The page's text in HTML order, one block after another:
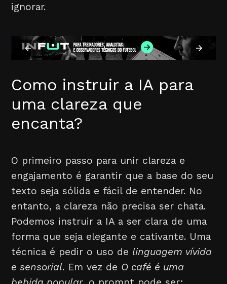
ignorar.
Como instruir a IA para
uma clareza que
encanta?
O primeiro passo para unir clareza e
engajamento é garantir que a base do seu
texto seja sólida e fácil de entender. No
entanto, a clareza não precisa ser chata.
Podemos instruir a IA a ser clara de uma
forma que seja elegante e cativante. Uma
técnica é pedir o uso de linguagem vívida
e sensorial. Em vez de O café é uma